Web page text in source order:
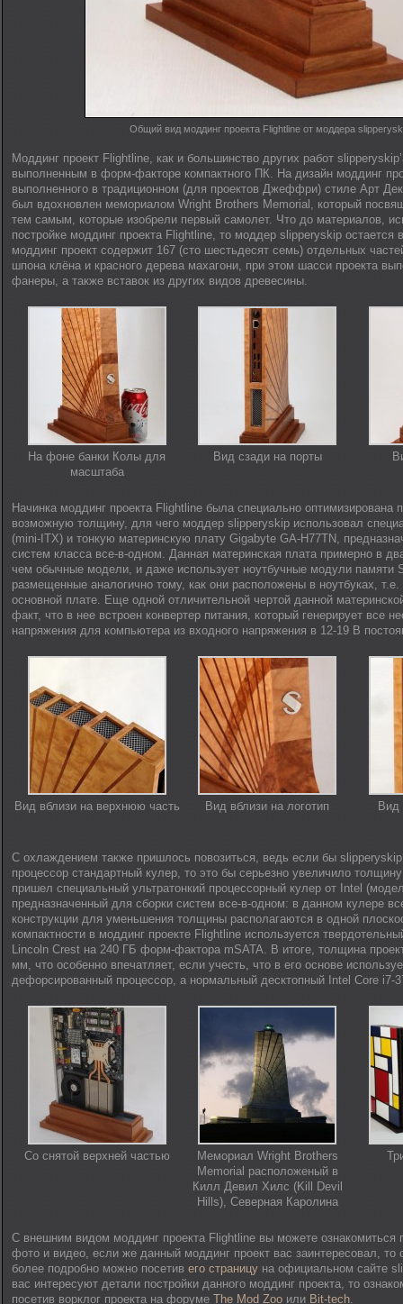
Общий вид моддинг проекта Flightline от моддера
Моддинг проект Flightline, как и большинство других работ
выполненным в форм-факторе компактного ПК. На дизайн моддинг
выполненного в традиционном (для проектов Джеффри) стиле Арт
был вдохновлен мемориалом Wright Brothers Memorial, который
тем самым, которые изобрели первый самолет. Что до материалов,
постройке моддинг проекта Flightline, то моддер slipperyskip остается
моддинг проект содержит 167 (сто шестьдесят семь) отдельных
шпона клёна и красного дерева махагони, при этом шасси проекта
фанеры, а также вставок из других видов древесины.
На фоне банки Колы для
масштаба
Вид сзади на порты
Начинка моддинг проекта Flightline была специально оптимизирована
возможную толщину, для чего моддер slipperyskip использовал
(mini-ITX) и тонкую материнскую плату Gigabyte GA-H77TN,
систем класса все-в-одном. Данная материнская плата примерно в
чем обычные модели, и даже использует ноутбучные модули памяти
размещенные аналогично тому, как они расположены в ноутбуках,
основной плате. Еще одной отличительной чертой данной
факт, что в нее встроен конвертер питания, который генерирует все
напряжения для компьютера из входного напряжения в 12-19 В
Вид вблизи на верхнюю часть Вид вблизи на логотип Вид
С охлаждением также пришлось повозиться, ведь если бы
процессор стандартный кулер, то это бы серьезно увеличило
пришел специальный ультратонкий процессорный кулер от Intel
предназначенный для сборки систем все-в-одном: в данном кулере
конструкции для уменьшения толщины располагаются в одной
компактности в моддинг проекте Flightline используется
Lincoln Crest на 240 ГБ форм-фактора mSATA. В итоге, толщина
мм, что особенно впечатляет, если учесть, что в его основе
дефорсированный процессор, а нормальный десктопный Intel Core i7-
Со снятой верхней частью
Мемориал Wright Brothers
Memorial расположеный в
Килл Девил Хилс (Kill Devil
Hills), Северная Каролина
С внешним видом моддинг проекта Flightline вы можете ознакомиться
фото и видео, если же данный моддинг проект вас заинтересовал, то
более подробно можно посетив его страницу на официальном сайте
вас интересуют детали постройки данного моддинг проекта, то
посетив ворклог проекта на форуме The Mod Zoo или Bit-tech.